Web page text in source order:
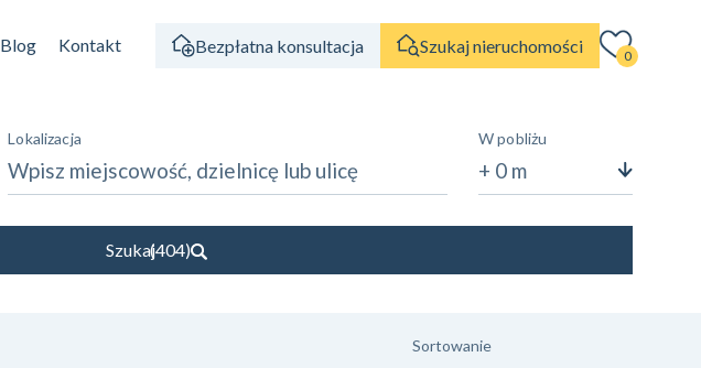
Blog Kontakt Bezpłatna konsultacja Szukaj nieruchomości 0
Lokalizacja W pobliżu
+ 0 m
m²
Liczba pokoi
Szukaj
(404)
Sortowanie